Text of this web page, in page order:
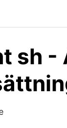
sh -